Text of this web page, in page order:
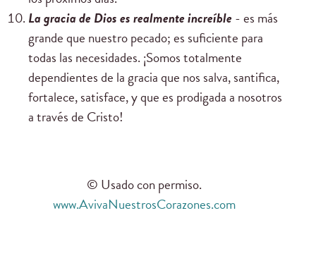
La gracia de Dioses realmente increíble- es más
grande que nuestro pecado; es suficiente para
todas las necesidades. ¡Somos totalmente
dependientes de la gracia que nos salva, santifica,
fortalece, satisface, y que es prodigada a nosotros
a través de Cristo!
© Usado con permiso.
www.AvivaNuestrosCorazones.com